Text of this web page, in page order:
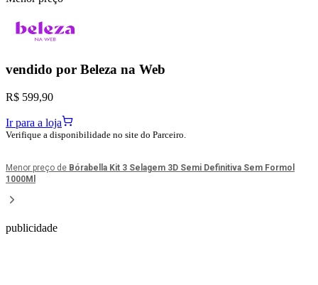
vendido por Beleza na Web
R$ 599,90
Ir para a loja
Verifique a disponibilidade no site do Parceiro.
Menor preço de Bórabella Kit 3 Selagem 3D Semi Definitiva Sem Formol
1000Ml
publicidade